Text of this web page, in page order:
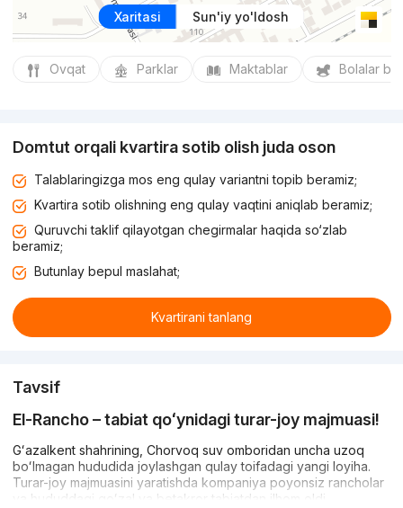
Xaritasi Sun'iy yo'ldosh
Ovqat Parklar Maktablar Bolalar
Domtut orqali kvartira sotib olish juda oson
Talablaringizga mos eng qulay variantni topib beramiz;
Kvartira sotib olishning eng qulay vaqtini aniqlab beramiz;
Quruvchi taklif qilayotgan chegirmalar haqida so‘zlab
beramiz;
Butunlay bepul maslahat;
Kvartirani tanlang
Tavsif
El-Rancho – tabiat qoʻynidagi turar-joy majmuasi!
Gʻazalkent shahrining, Chorvoq suv omboridan uncha uzoq
boʻlmagan hududida joylashgan qulay toifadagi yangi loyiha.
Turar-joy majmuasini yaratishda kompaniya poyonsiz rancholar
va hududdagi goʻzal va betakror tabiatdan ilhom oldi.